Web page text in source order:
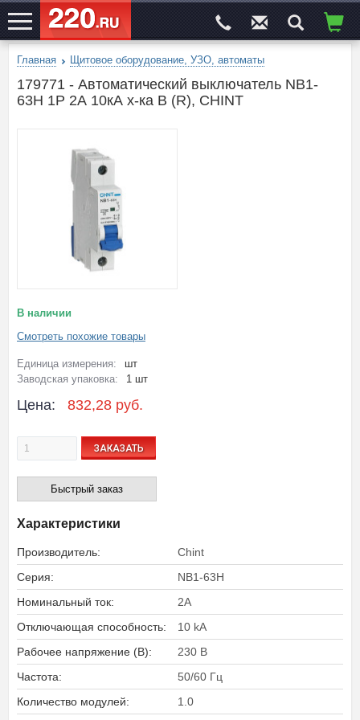
ЭЛЕКТРОСАЙТ№1
Главная Щитовое оборудование, УЗО, автоматы
179771 - Автоматический выключатель NB1-
63H 1P 2А 10кА х-ка B (R), CHINT
В наличии
Смотреть похожие товары
Единица измерения:
шт
Заводская упаковка:
1 шт
Цена: 832,28 руб.
ЗАКАЗАТЬ
Быстрый заказ
Характеристики
Производитель:
Chint
Серия:
NB1-63H
Номинальный ток:
2A
Отключающая способность:
10 kA
Рабочее напряжение (В):
230 В
Частота:
50/60 Гц
Количество модулей:
1.0